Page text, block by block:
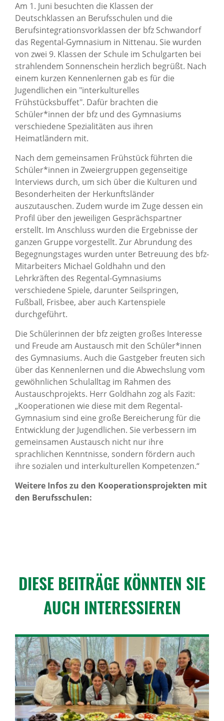
News Archiv
Am 1. Juni besuchten die Klassen der
Deutschklassen an Berufsschulen und die
Berufsintegrationsvorklassen der bfz Schwandorf
das Regental-Gymnasium in Nittenau. Sie wurden
von zwei 9. Klassen der Schule im Schulgarten bei
strahlendem Sonnenschein herzlich begrüßt. Nach
einem kurzen Kennenlernen gab es für die
Jugendlichen ein "interkulturelles
Frühstücksbuffet". Dafür brachten die
Schüler*innen der bfz und des Gymnasiums
verschiedene Spezialitäten aus ihren
Heimatländern mit.
Nach dem gemeinsamen Frühstück führten die
Schüler*innen in Zweiergruppen gegenseitige
Interviews durch, um sich über die Kulturen und
Besonderheiten der Herkunftsländer
auszutauschen. Zudem wurde im Zuge dessen ein
Profil über den jeweiligen Gesprächspartner
erstellt. Im Anschluss wurden die Ergebnisse der
ganzen Gruppe vorgestellt. Zur Abrundung des
Begegnungstages wurden unter Betreuung des bfz-
Mitarbeiters Michael Goldhahn und den
Lehrkräften des Regental-Gymnasiums
verschiedene Spiele, darunter Seilspringen,
Fußball, Frisbee, aber auch Kartenspiele
durchgeführt.
Die Schülerinnen der bfz zeigten großes Interesse
und Freude am Austausch mit den Schüler*innen
des Gymnasiums. Auch die Gastgeber freuten sich
über das Kennenlernen und die Abwechslung vom
gewöhnlichen Schulalltag im Rahmen des
Austauschprojekts. Herr Goldhahn zog als Fazit:
„Kooperationen wie diese mit dem Regental-
Gymnasium sind eine große Bereicherung für die
Entwicklung der Jugendlichen. Sie verbessern im
gemeinsamen Austausch nicht nur ihre
sprachlichen Kenntnisse, sondern fördern auch
ihre sozialen und interkulturellen Kompetenzen.“
Weitere Infos zu den Kooperationsprojekten mit
den Berufsschulen:
DIESE BEITRÄGE KÖNNTEN SIE
AUCH INTER­ES­SIEREN